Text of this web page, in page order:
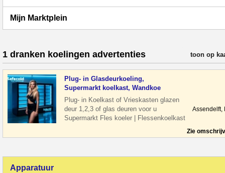
Mijn Marktplein
1 dranken koelingen advertenties verfijn
toon op
Plug- in Glasdeurkoeling,
Supermarkt koelkast, Wandkoe
Plug- in Koelkast of Vrieskasten glazen
deur 1,2,3 of glas deuren voor u
Supermarkt Fles koeler | Flessenkoelkast
Assendelft,
Zie
Apparatuur